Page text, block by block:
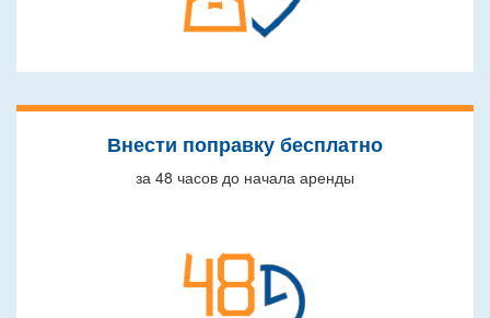
Внести поправку бесплатно
за 48 часов до начала аренды